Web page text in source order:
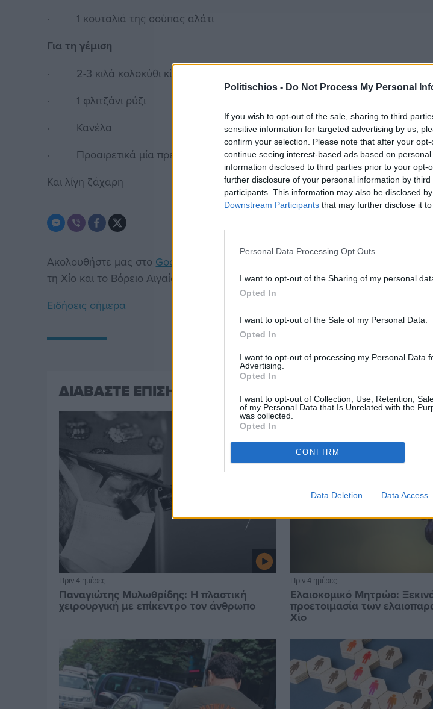
Politischios - Do Not Process My Personal
If you wish to opt-out of the sale, sharing to third
sensitive information for targeted advertising by us,
confirm your selection. Please note that after your
continue seeing interest-based ads based on
information disclosed to third parties prior to your opt-
further disclosure of your personal information by third
participants. This information may also be disclosed
Downstream Participants that may further disclose it
Personal Data Processing Opt Outs
I want to opt-out of the Sharing of my personal
Opted In
I want to opt-out of the Sale of my Personal Data.
Opted In
I want to opt-out of processing my Personal Data
Advertising.
Opted In
I want to opt-out of Collection, Use, Retention,
of my Personal Data that Is Unrelated with the
was collected.
Opted In
CONFIRM
Data Deletion Data Access
· 1 κουταλιά της σούπας αλάτι
Για τη γέμιση
· 2-3 κιλά κολοκύθι κίτρινο
· 1 φλιτζάνι ρύζι
· Κανέλα
· Προαιρετικά μία πρέζα πιπέρι
Και λίγη ζάχαρη
Ακολουθήστε μας στο Google News
τη Χίο και το Βόρειο Αιγαίο.
Ειδήσεις σήμερα
ΔΙΑΒΑΣΤΕ ΕΠΙΣΗΣ
Πριν 4 ημέρες
Παναγιώτης Μυλωθρίδης: Η πλαστική
χειρουργική με επίκεντρο τον άνθρωπο
Πριν 4 ημέρες
Ελαιοκομικό Μητρώο:
προετοιμασία των
Χίο